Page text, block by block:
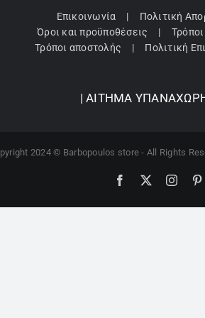
Επικοινωνία
Πολιτική
Όροι και προϋποθέσεις
Τρόποι αποστολής
Πολιτική
| ΑΙΤΗΜΑ
2024 © Barbopoulos store - All Rights
Facebook